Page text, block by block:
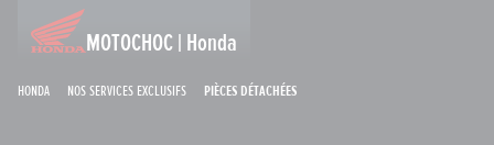
MOTOCHOC | Honda
Honda Nos services exclusifs Pièces détachées